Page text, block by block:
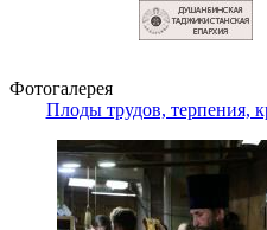
Фотогалерея
Плоды трудов, терпения,